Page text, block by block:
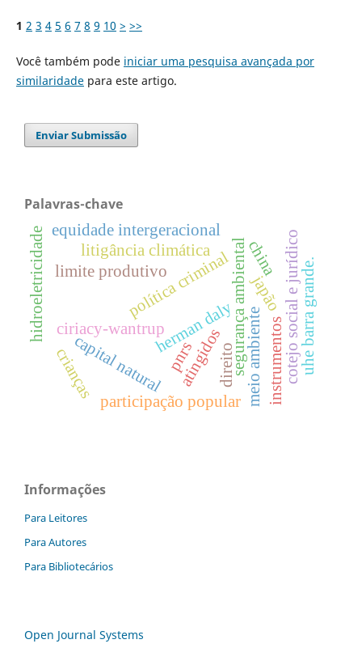
1 2 3 4 5 6 7 8 9 10 > >>
Você também pode iniciar uma pesquisa avançada por
similaridadepara este artigo.
Enviar Submissão
Palavras-chave
ciriacy-wantrupherman dalysegurança ambiental
limite produtivo
capital natural meio ambiente
política criminal japão cotejo social e jurídico
participação popular
atingidosdireito uhe barra grande.
pnrs instrumentos
hidroeletricidade china
crianças
equidade intergeracional
litigância climática
Informações
Para Leitores
Para Autores
Para Bibliotecários
Open Journal Systems